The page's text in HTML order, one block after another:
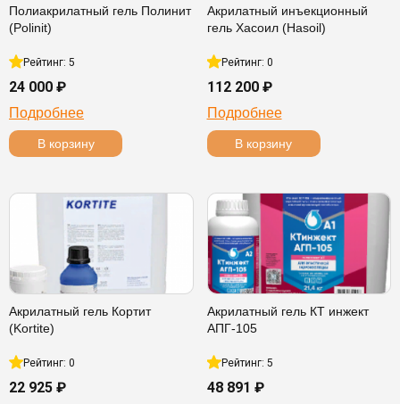
Полиакрилатный гель Полинит
(Polinit)
Рейтинг: 5
24 000 ₽
Подробнее
В корзину
Акрилатный инъекционный
гель Хасоил (Hasoil)
Рейтинг: 0
112 200 ₽
Подробнее
В корзину
Акрилатный гель Кортит
(Kortite)
Рейтинг: 0
22 925 ₽
Акрилатный гель КТ инжект
АПГ-105
Рейтинг: 5
48 891 ₽